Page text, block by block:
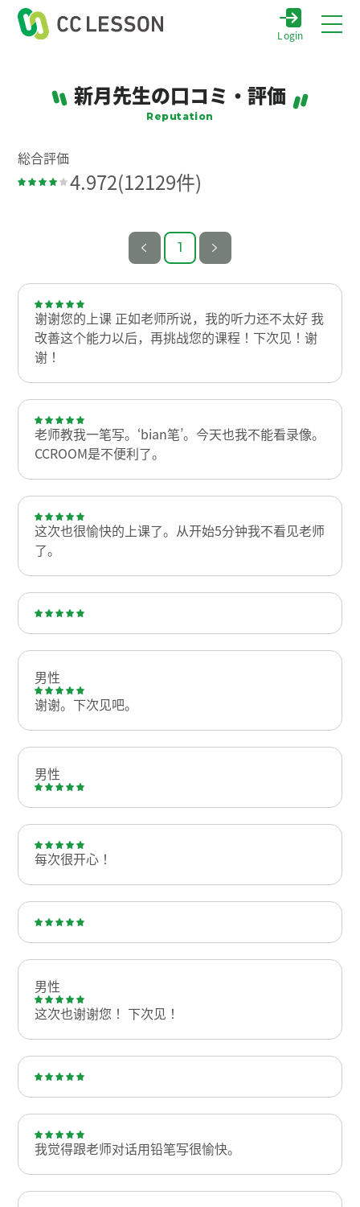
Login
新月先生の口コミ・評価
Reputation
総合評価
4.972(12129件)
1
谢谢您的上课 正如老师所说，我的听力还不太好 我
改善这个能力以后，再挑战您的课程！下次见！谢
谢！
老师教我一笔写。‘bian笔’。今天也我不能看录像。
CCROOM是不便利了。
这次也很愉快的上课了。从开始5分钟我不看见老师
了。
男性
谢谢。下次见吧。
男性
每次很开心！
男性
这次也谢谢您！ 下次见！
我觉得跟老师对话用铅笔写很愉快。